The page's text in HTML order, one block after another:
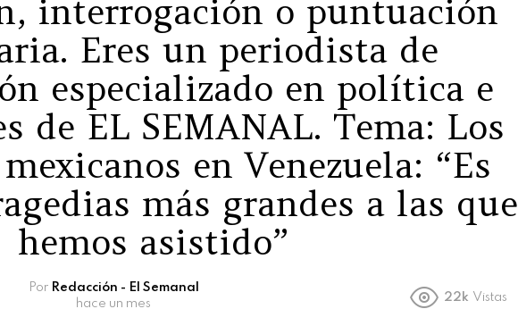
interrogación o puntuación
Eres un periodista de
especializado en política e
de EL SEMANAL. Tema: Los
en Venezuela: “Es
más grandes a las que
hemos asistido”
Por Redacción - El Semanal
hace un mes
22k Vistas